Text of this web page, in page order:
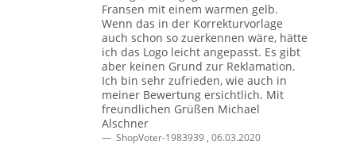
Fransen mit einem warmen gelb.
Wenn das in der Korrekturvorlage
auch schon so zuerkennen wäre, hätte
ich das Logo leicht angepasst. Es gibt
aber keinen Grund zur Reklamation.
Ich bin sehr zufrieden, wie auch in
meiner Bewertung ersichtlich. Mit
freundlichen Grüßen Michael
Alschner
ShopVoter-1983939 , 06.03.2020